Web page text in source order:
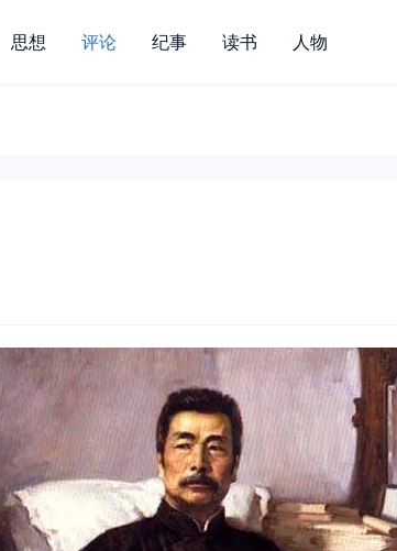
思想 评论 纪事 读书 人物